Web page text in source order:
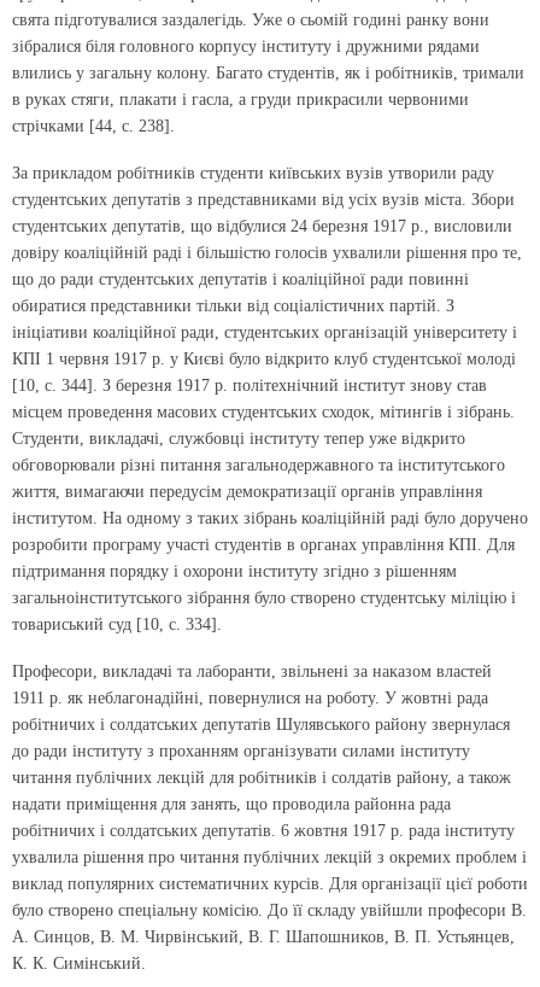
свята підготувалися заздалегідь. Уже о сьомій годині ранку вони
зібралися біля головного корпусу інституту і дружними рядами
влились у загальну колону. Багато студентів, як і робітників, тримали
в руках стяги, плакати і гасла, а груди прикрасили червоними
стрічками [44, с. 238].
За прикладом робітників студенти київських вузів утворили раду
студентських депутатів з представниками від усіх вузів міста. Збори
студентських депутатів, що відбулися 24 березня 1917 р., висловили
довіру коаліційній раді і більшістю голосів ухвалили рішення про те,
що до ради студентських депутатів і коаліційної ради повинні
обиратися представники тільки від соціалістичних партій. З
ініціативи коаліційної ради, студентських організацій університету і
КПІ 1 червня 1917 р. у Києві було відкрито клуб студентської молоді
[10, с. 344]. З березня 1917 р. політехнічний інститут знову став
місцем проведення масових студентських сходок, мітингів і зібрань.
Студенти, викладачі, службовці інституту тепер уже відкрито
обговорювали різні питання загальнодержавного та інститутського
життя, вимагаючи передусім демократизації органів управління
інститутом. На одному з таких зібрань коаліційній раді було доручено
розробити програму участі студентів в органах управління КПІ. Для
підтримання порядку і охорони інституту згідно з рішенням
загальноінститутського зібрання було створено студентську міліцію і
товариський суд [10, с. 334].
Професори, викладачі та лаборанти, звільнені за наказом властей
1911 р. як неблагонадійні, повернулися на роботу. У жовтні рада
робітничих і солдатських депутатів Шулявського району звернулася
до ради інституту з проханням організувати силами інституту
читання публічних лекцій для робітників і солдатів району, а також
надати приміщення для занять, що проводила районна рада
робітничих і солдатських депутатів. 6 жовтня 1917 р. рада інституту
ухвалила рішення про читання публічних лекцій з окремих проблем і
виклад популярних систематичних курсів. Для організації цієї роботи
було створено спеціальну комісію. До її складу увійшли професори В.
А. Синцов, В. М. Чирвінський, В. Г. Шапошников, В. П. Устьянцев,
К. К. Симінський.